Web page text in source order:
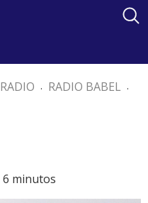
RADIO . RADIO BABEL .
6 minutos